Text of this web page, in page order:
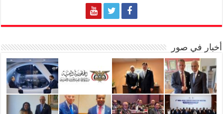
أخبار في صور